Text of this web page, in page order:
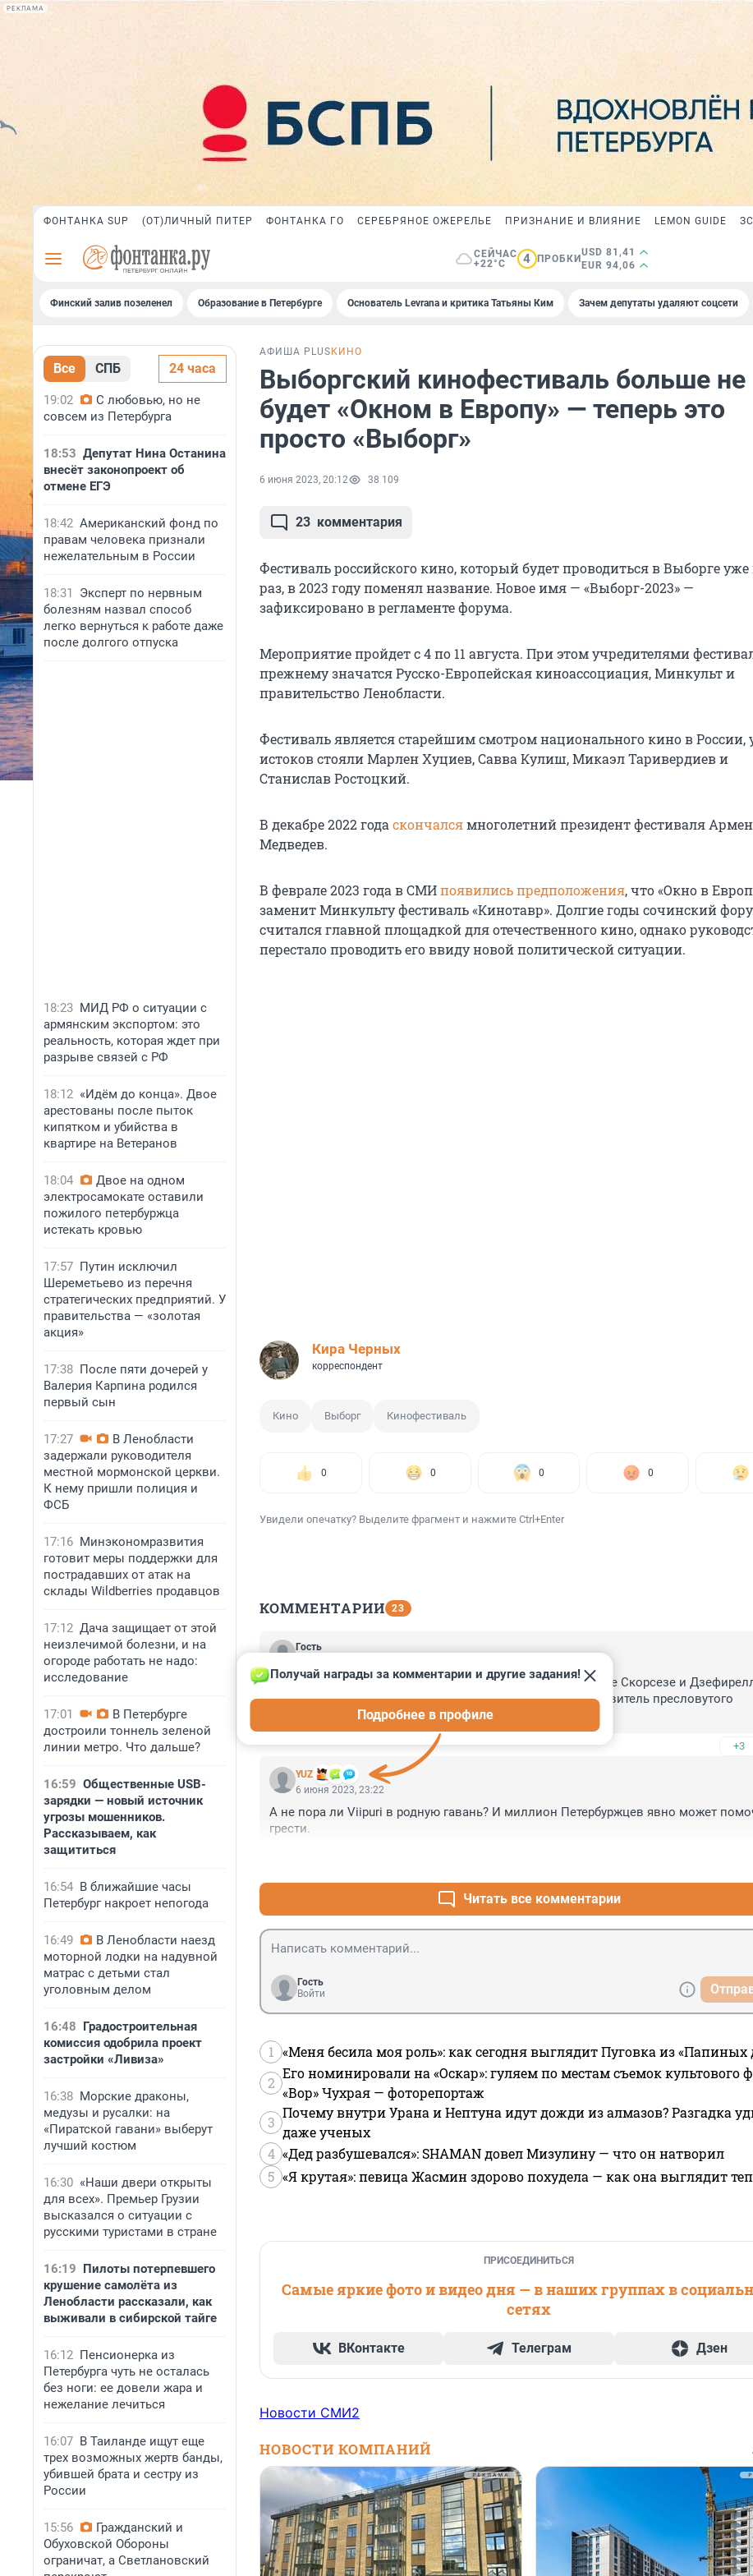
РЕКЛАМА
ФОНТАНКА SUP (ОТ)ЛИЧНЫЙ ПИТЕР ФОНТАНКА ГО СЕРЕБРЯНОЕ ОЖЕРЕЛЬЕ ПРИЗНАНИЕ И ВЛИЯНИЕ LEMON GUIDE
СЕЙЧАС
+22°C
4 ПРОБКИ
USD 81,41
EUR 94,06
Финский залив позеленел Образование в Петербурге Основатель Levrana и критика Татьяны Ким Зачем депутаты удаляют соцсети
Все СПБ 24 часа
19:02
С любовью, но не
совсем из Петербурга
18:53 Депутат Нина Останина
внесёт законопроект об
отмене ЕГЭ
18:42 Американский фонд по
правам человека признали
нежелательным в России
18:31
Эксперт по нервным
болезням назвал способ
легко вернуться к работе даже
после долгого отпуска
18:23 МИД РФ о ситуации с
армянским экспортом: это
реальность, которая ждет при
разрыве связей с РФ
18:12 «Идём до конца». Двое
арестованы после пыток
кипятком и убийства в
квартире на Ветеранов
18:04
Двое на одном
электросамокате оставили
пожилого петербуржца
истекать кровью
17:57 Путин исключил
Шереметьево из перечня
стратегических предприятий. У
правительства — «золотая
акция»
17:38 После пяти дочерей у
Валерия Карпина родился
первый сын
17:27
В Ленобласти
задержали руководителя
местной мормонской церкви.
К нему пришли полиция и
ФСБ
17:16 Минэкономразвития
готовит меры поддержки для
пострадавших от атак на
склады Wildberries продавцов
17:12 Дача защищает от этой
неизлечимой болезни, и на
огороде работать не надо:
исследование
17:01
В Петербурге
достроили тоннель зеленой
линии метро. Что дальше?
16:59 Общественные USB-
зарядки — новый источник
угрозы мошенников.
Рассказываем, как
защититься
16:54 В ближайшие часы
Петербург накроет непогода
16:49
В Ленобласти наезд
моторной лодки на надувной
матрас с детьми стал
уголовным делом
16:48 Градостроительная
комиссия одобрила проект
застройки «Ливиза»
16:38 Морские драконы,
медузы и русалки: на
«Пиратской гавани» выберут
лучший костюм
16:30 «Наши двери открыты
для всех». Премьер Грузии
высказался о ситуации с
русскими туристами в стране
16:19 Пилоты потерпевшего
крушение самолёта из
Ленобласти рассказали, как
выживали в сибирской тайге
16:12 Пенсионерка из
Петербурга чуть не осталась
без ноги: ее довели жара и
нежелание лечиться
16:07 В Таиланде ищут еще
трех возможных жертв банды,
убившей брата и сестру из
России
15:56
Гражданский и
Обуховской Обороны
ограничат, а Светлановский
АФИША PLUS КИНО
Выборгский кинофестиваль больше не
будет «Окном в Европу» — теперь это
просто «Выборг»
6 июня 2023, 20:12 38 109
23 комментария
Фестиваль российского кино, который будет проводиться в Выборге уже
раз, в 2023 году поменял название. Новое имя — «Выборг-2023» —
зафиксировано в регламенте форума.
Мероприятие пройдет с 4 по 11 августа. При этом учредителями
прежнему значатся Русско-Европейская киноассоциация, Минкульт и
правительство Ленобласти.
Фестиваль является старейшим смотром национального кино в России,
истоков стояли Марлен Хуциев, Савва Кулиш, Микаэл Таривердиев и
Станислав Ростоцкий.
В декабре 2022 года скончалсямноголетний президент фестиваля Армен
Медведев.
В феврале 2023 года в СМИпоявились предположения, что «Окно в
заменит Минкульту фестиваль «Кинотавр». Долгие годы сочинский
считался главной площадкой для отечественного кино, однако
перестало проводить его ввиду новой политической ситуации.
Кира Черных
корреспондент
Кино Выборг Кинофестиваль
0 0 0 0
Увидели опечатку? Выделите фрагмент и нажмите Ctrl+Enter
КОММЕНТАРИИ 23
Гость
Фестиваль скрепного кино, которое наваяют местечковые Скорсезе и
бюджетные деньги. Полагаю, номером один будет изготовитель пресловутого
+3
YUZ
Получай награды за комментарии и другие задания!
Подробнее в профиле
6 июня 2023, 23:22
А не пора ли Viipuri в родную гавань? И миллион Петербуржцев явно может
грести.
Читать все комментарии
Гость
Войти
1 «Меня бесила моя роль»: как сегодня выглядит Пуговка из «Папиных
2
Его номинировали на «Оскар»: гуляем по местам съемок культового
«Вор» Чухрая — фоторепортаж
3
Почему внутри Урана и Нептуна идут дожди из алмазов? Разгадка
даже ученых
4 «Дед разбушевался»: SHAMAN довел Мизулину — что он натворил
5 «Я крутая»: певица Жасмин здорово похудела — как она выглядит
ПРИСОЕДИНИТЬСЯ
Самые яркие фото и видео дня — в наших группах в
сетях
ВКонтакте Телеграм Дзен
Новости СМИ2
НОВОСТИ КОМПАНИЙ